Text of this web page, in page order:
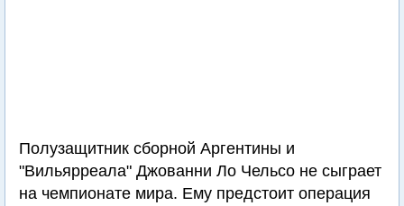
Полузащитник сборной Аргентины и
"Вильярреала" Джованни Ло Чельсо не сыграет
на чемпионате мира. Ему предстоит операция